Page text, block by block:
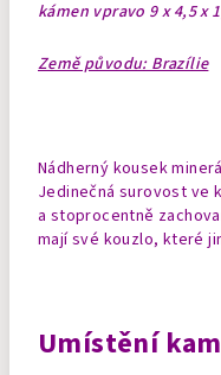
kámen vpravo 9 x 4,5 x
Země původu: Brazílie
Nádherný kousek
Jedinečná surovost ve
a stoprocentně
mají své kouzlo, které
Umístění